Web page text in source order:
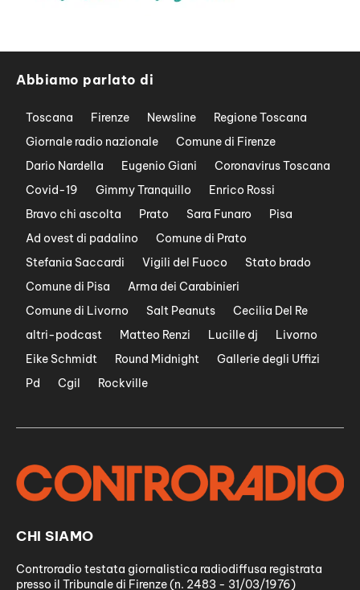
Abbiamo parlato di
Toscana Firenze Newsline
Regione Toscana
Giornale radio nazionale
Comune di Firenze
Dario Nardella
Eugenio Giani
Coronavirus Toscana
Covid-19
Gimmy Tranquillo
Enrico Rossi
Bravo chi ascolta
Prato Sara Funaro
Pisa
Ad ovest di padalino
Comune di Prato
Stefania Saccardi
Vigili del Fuoco
Stato brado
Comune di Pisa
Arma dei Carabinieri
Comune di Livorno
Salt Peanuts
Cecilia Del Re
altri-podcast
Matteo Renzi Lucille dj
Livorno
Eike Schmidt
Round Midnight
Gallerie degli Uffizi
Pd
Cgil Rockville
CHI SIAMO
Controradio testata giornalistica radiodiffusa registrata
presso il Tribunale di Firenze (n. 2483 - 31/03/1976)